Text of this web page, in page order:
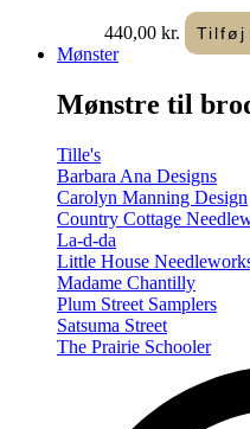
440,00 kr. Tilføj
Mønster
Mønstre til
Tille's
Barbara Ana Designs
Carolyn Manning Design
Country Cottage
La-d-da
Little House
Madame Chantilly
Plum Street Samplers
Satsuma Street
The Prairie Schooler